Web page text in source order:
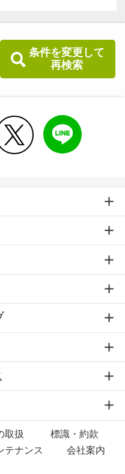
条件を変更して
再検索
取扱
標識・約款
テナンス 会社案内